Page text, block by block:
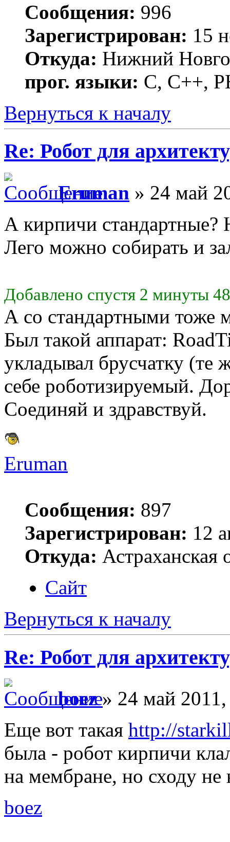
Сообщения: 996
Зарегистрирован: 15
Откуда: Нижний
прог. языки: С, С++,
Вернуться к началу
Re: Робот для
Eruman » 24 май
А кирпичи стандартные?
Лего можно собирать и
Добавлено спустя 2 минуты
А со стандартными тоже
Был такой аппарат:
укладывал брусчатку
себе роботизируемый.
Соединяй и здравствуй.
Eruman
Сообщения: 897
Зарегистрирован: 12
Откуда: Астраханская
Сайт
Вернуться к началу
Re: Робот для
boez» 24 май
Еще вот такая http://
была - робот кирпичи
на мембране, но сходу не
boez